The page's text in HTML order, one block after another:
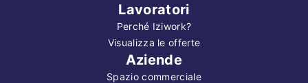
Lavoratori
Perché Iziwork?
Visualizza le offerte
Aziende
Spazio commerciale